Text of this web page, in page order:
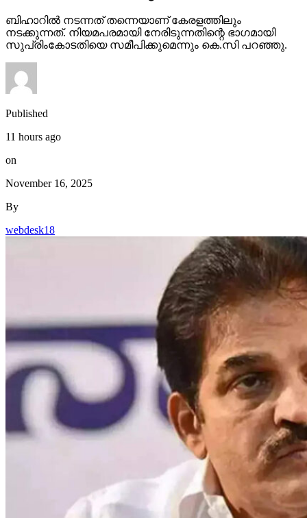
ബിഹാറില്‍ നടന്നത് തന്നെയാണ് കേരളത്തിലും
നടക്കുന്നത്. നിയമപരമായി നേരിടുന്നതിന്റെ ഭാഗമായി
സുപ്രിംകോടതിയെ സമീപിക്കുമെന്നും കെ.സി പറഞ്ഞു.
Published
11 hours ago
on
November 16, 2025
By
webdesk18